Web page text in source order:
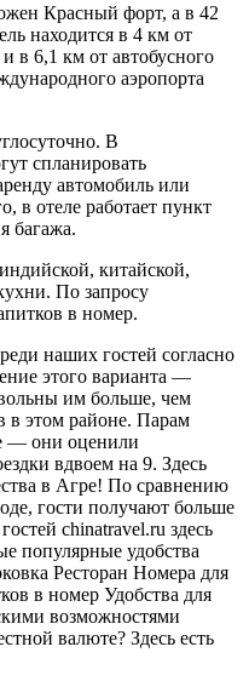
Красный форт, а в 42
находится в 4 км от
в 6,1 км от автобусного
аэропорта
В
спланировать
автомобиль или
в отеле работает пункт
багажа.
китайской,
По запросу
в номер.
наших гостей согласно
этого варианта —
им больше, чем
в этом районе. Парам
— они оценили
вдвоем на 9. Здесь
в Агре! По сравнению
гости получают больше
chinatravel.ru здесь
популярные удобства
Ресторан Номера для
в номер Удобства для
возможностями
валюте? Здесь есть